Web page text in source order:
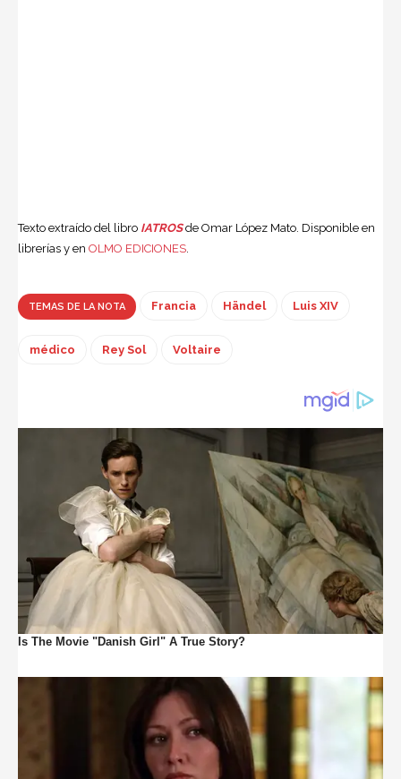
Texto extraído del libro IATROSde Omar López Mato. Disponible en
librerías y en OLMO EDICIONES
TEMAS DE LA NOTA Francia Händel Luis XIV
médico Rey Sol Voltaire